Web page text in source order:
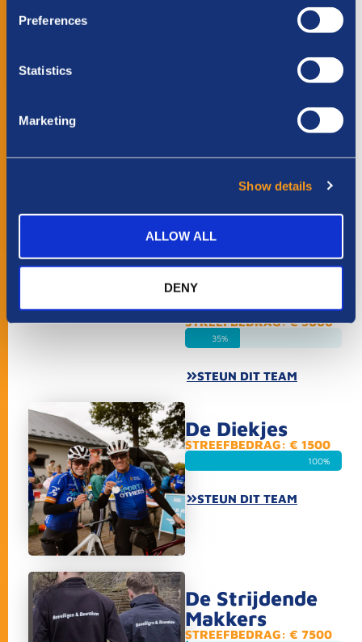
Preferences
Statistics
Marketing
Show details
ALLOW ALL
DENY
100%
Steps of hope
Zeeuws genot
STREEFBEDRAG: € 3000
35%
STEUN DIT TEAM
De Diekjes
STREEFBEDRAG: € 1500
100%
STEUN DIT TEAM
De Strijdende
Makkers
STREEFBEDRAG: € 7500